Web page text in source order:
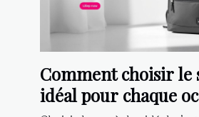
Comment choisir le
idéal pour chaque